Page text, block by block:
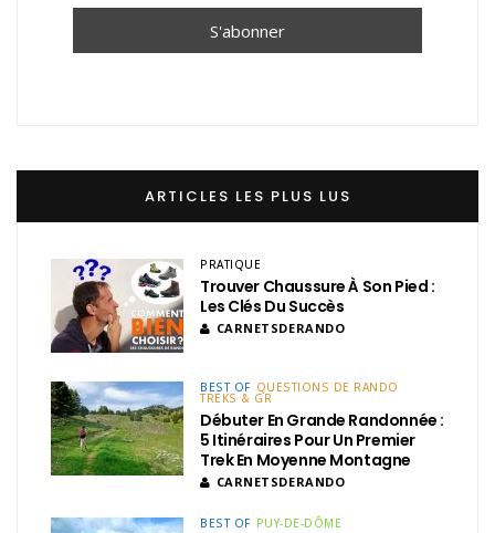
ARTICLES LES PLUS LUS
PRATIQUE
Trouver Chaussure À Son Pied :
Les Clés Du Succès
CARNETSDERANDO
BEST OF QUESTIONS DE RANDO
TREKS & GR
Débuter En Grande Randonnée :
5 Itinéraires Pour Un Premier
Trek En Moyenne Montagne
CARNETSDERANDO
BEST OF PUY-DE-DÔME